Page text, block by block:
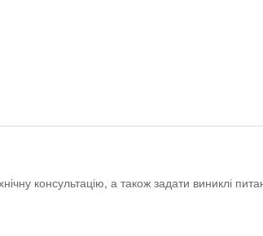
консультацію, а також задати виниклі